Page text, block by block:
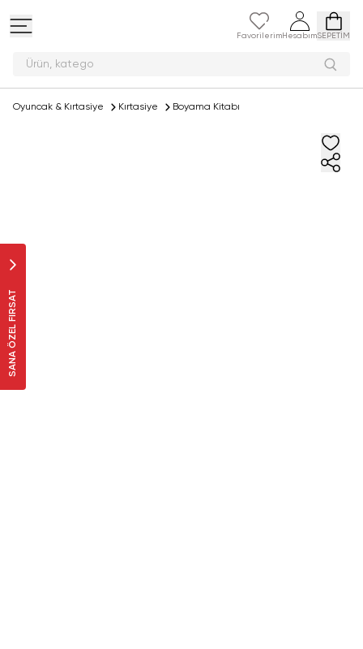
Favorilerim HesabımSEPETİM
Ürün,
SANA ÖZEL FIRSAT
Oyuncak & Kırtasiye Kırtasiye Boyama Kitabı